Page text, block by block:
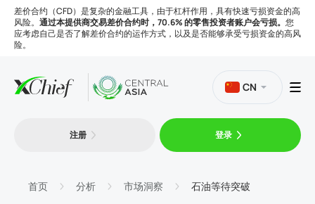
差价合约（CFD）是复杂的金融工具，由于杠杆作用，具有快速亏损资金的高
风险。 通过本提供商交易差价合约时，70.6% 的零售投资者账户会亏损。 您
应考虑自己是否了解差价合约的运作方式，以及是否能够承受亏损资金的高风
险。
平台
CN
注册 登录
首页 分析 市场洞察 石油等待突破